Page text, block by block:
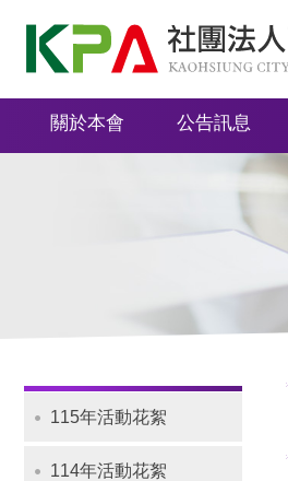
社
團
法
人
會
Navigation
關於本會 公告訊息
115年活動花絮
114年活動花絮